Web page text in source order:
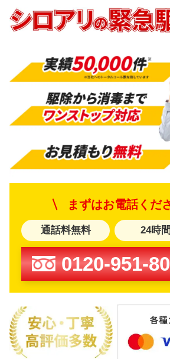
まずはお電話くだ
通話料無料 24時
0120-951-